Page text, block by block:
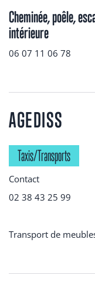
Cheminée, poêle,
intérieure
06 07 11 06 78
AGEDISS
Taxis/Transports
Contact
02 38 43 25 99
Transport de